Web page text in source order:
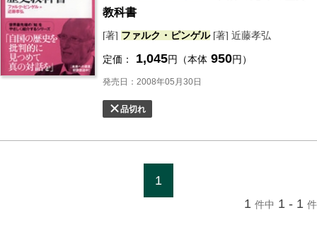
教科書
[著] ファルク・ピンゲル[著] 近藤孝弘
定価： 1,045円（本体 950円）
発売日：2008年05月30日
品切れ
1
1 件中 1 - 1 件